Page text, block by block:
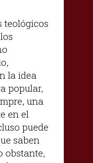
teológicos
la idea
popular,
una
en el
puede
saben
obstante,